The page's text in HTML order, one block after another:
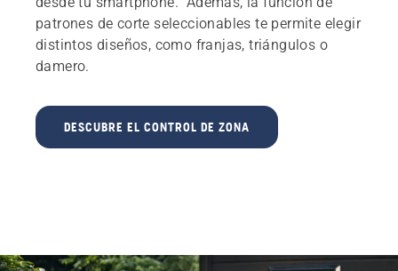
patrones de corte seleccionables te permite elegir
distintos diseños, como franjas, triángulos o
damero.
DESCUBRE EL CONTROL DE ZONA